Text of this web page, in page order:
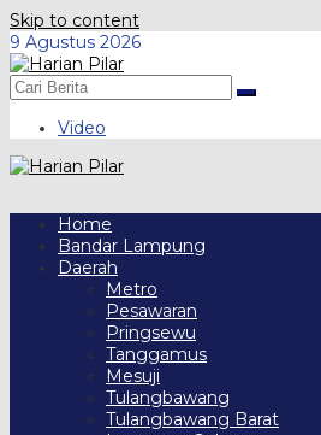
Skip to content
9 Agustus 2026
Video
Home
Bandar Lampung
Daerah
Metro
Pesawaran
Pringsewu
Tanggamus
Mesuji
Tulangbawang
Tulangbawang Barat